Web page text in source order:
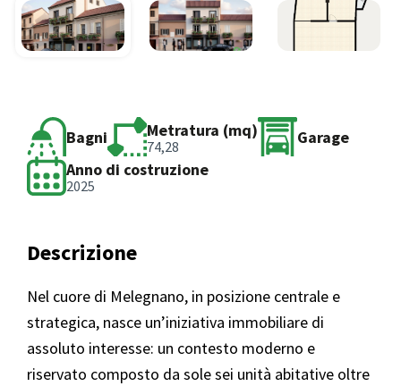
Bagni Metratura (mq)
74,28
Garage
Anno di costruzione
2025
Descrizione
Nel cuore di Melegnano, in posizione centrale e
strategica, nasce un’iniziativa immobiliare di
assoluto interesse: un contesto moderno e
riservato composto da sole sei unità abitative oltre